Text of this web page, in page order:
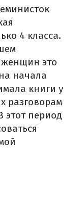
4 класса.
женщин это
начала
книги у
разговорам
этот период